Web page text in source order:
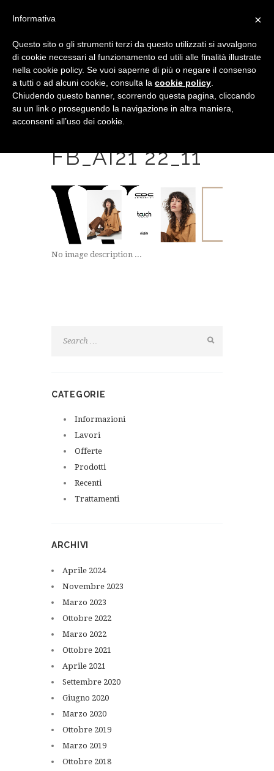
COPERTINA
FB_AI21 22_11
No image description ...
CATEGORIE
Informazioni
Lavori
Offerte
Prodotti
Recenti
Trattamenti
ARCHIVI
Aprile 2024
Novembre 2023
Marzo 2023
Ottobre 2022
Marzo 2022
Ottobre 2021
Aprile 2021
Settembre 2020
Giugno 2020
Marzo 2020
Ottobre 2019
Marzo 2019
Ottobre 2018
×
Informativa
Questo sito o gli strumenti terzi da questo utilizzati si avvalgono
di cookie necessari al funzionamento ed utili alle finalità illustrate
nella cookie policy. Se vuoi saperne di più o negare il consenso
a tutti o ad alcuni cookie, consulta la cookie policy
Chiudendo questo banner, scorrendo questa pagina, cliccando
su un link o proseguendo la navigazione in altra maniera,
acconsenti all’uso dei cookie.